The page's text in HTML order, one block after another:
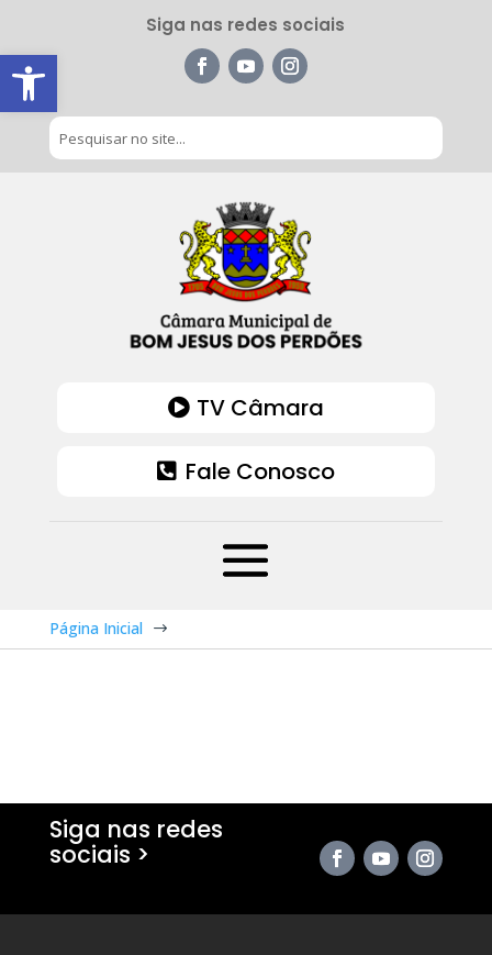
Barra de Ferramentas Aberta
Siga nas redes sociais
TV Câmara
Fale Conosco
Página Inicial $
Siga nas redes
sociais >